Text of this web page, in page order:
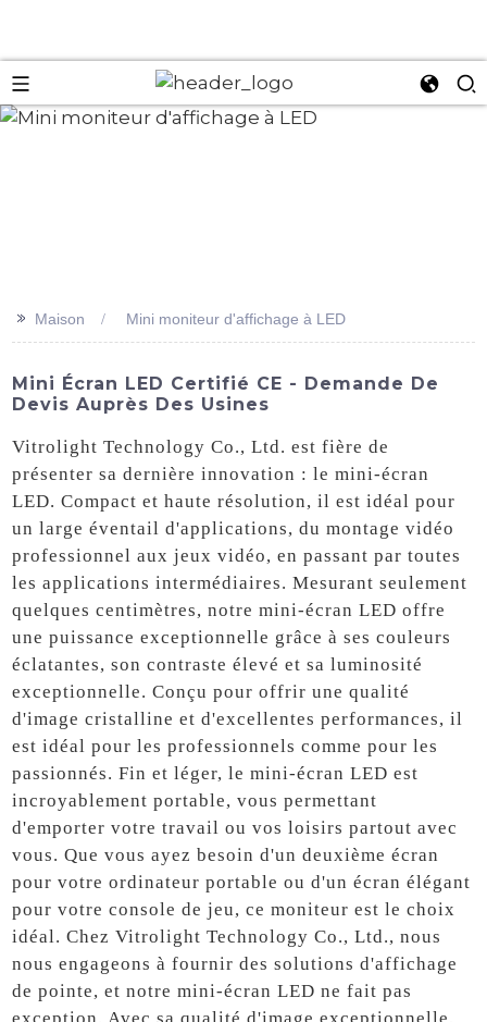
>> Maison Mini moniteur d'affichage à LED
Mini Écran LED Certifié CE - Demande De
Devis Auprès Des Usines
Vitrolight Technology Co., Ltd. est fière de
présenter sa dernière innovation : le mini-écran
LED. Compact et haute résolution, il est idéal pour
un large éventail d'applications, du montage vidéo
professionnel aux jeux vidéo, en passant par toutes
les applications intermédiaires. Mesurant seulement
quelques centimètres, notre mini-écran LED offre
une puissance exceptionnelle grâce à ses couleurs
éclatantes, son contraste élevé et sa luminosité
exceptionnelle. Conçu pour offrir une qualité
d'image cristalline et d'excellentes performances, il
est idéal pour les professionnels comme pour les
passionnés. Fin et léger, le mini-écran LED est
incroyablement portable, vous permettant
d'emporter votre travail ou vos loisirs partout avec
vous. Que vous ayez besoin d'un deuxième écran
pour votre ordinateur portable ou d'un écran élégant
pour votre console de jeu, ce moniteur est le choix
idéal. Chez Vitrolight Technology Co., Ltd., nous
nous engageons à fournir des solutions d'affichage
de pointe, et notre mini-écran LED ne fait pas